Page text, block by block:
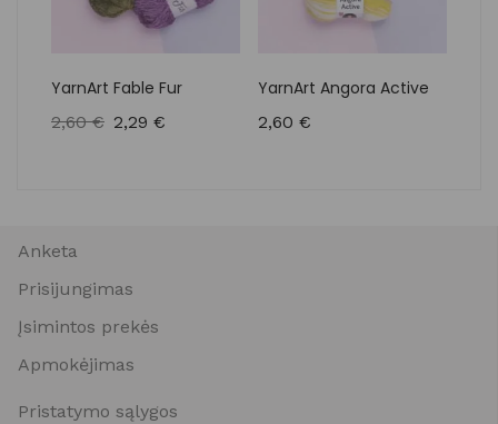
YarnArt Fable Fur
2,60€ 2,29 €
YarnArt Angora Active
2,60 €
Anketa
Prisijungimas
Įsimintos prekės
Apmokėjimas
Pristatymo sąlygos